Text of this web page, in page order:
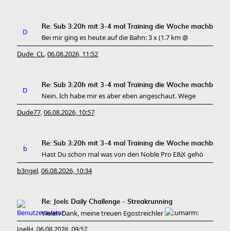
Re: Sub 3:20h mit 3-4 mal Training die Woche machb
Bei mir ging es heute auf die Bahn: 3 x (1.7 km @
Dude_CL, 06.08.2026, 11:52
Re: Sub 3:20h mit 3-4 mal Training die Woche machb
Nein. Ich habe mir es aber eben angeschaut. Wege
Dude77, 06.08.2026, 10:57
Re: Sub 3:20h mit 3-4 mal Training die Woche machb
Hast Du schon mal was von den Noble Pro E8iX gehö
b3ngel, 06.08.2026, 10:34
Re: Joels Daily Challenge - Streakrunning
Vielen Dank, meine treuen Egostreichler
JoelH 06.08.2026, 09:57